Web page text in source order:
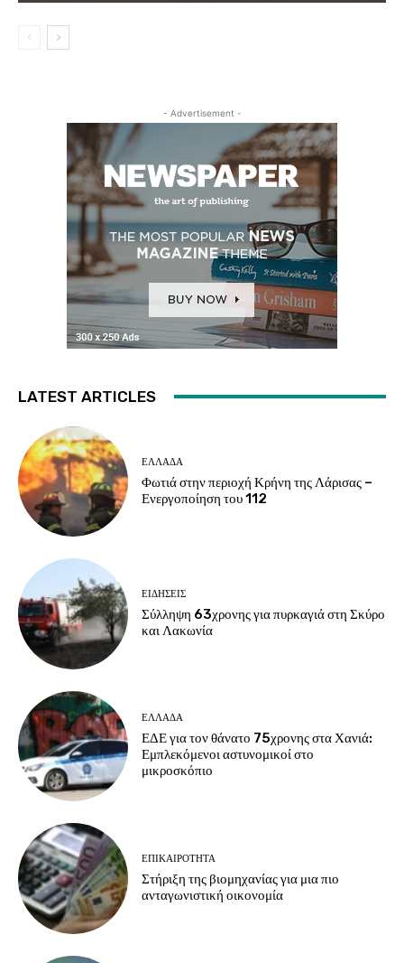
- Advertisement -
LATEST ARTICLES
ΕΛΛΑΔΑ
Φωτιά στην περιοχή Κρήνη της Λάρισας –
Ενεργοποίηση του 112
ΕΙΔΗΣΕΙΣ
Σύλληψη 63χρονης για πυρκαγιά στη Σκύρο
και Λακωνία
ΕΛΛΑΔΑ
ΕΔΕ για τον θάνατο 75χρονης στα Χανιά:
Εμπλεκόμενοι αστυνομικοί στο
μικροσκόπιο
ΕΠΙΚΑΙΡΟΤΗΤΑ
Στήριξη της βιομηχανίας για μια πιο
ανταγωνιστική οικονομία